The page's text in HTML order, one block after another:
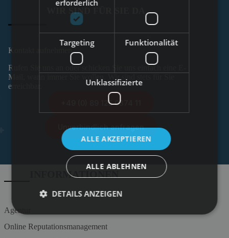
WIR SIND FÜR SIE DA
Kontakt aufnehmen
Rufen Sie uns an oder schicken Sie uns einfach eine E-
Mail, wann immer Sie wollen. Wir sind stets für Sie
erreichbar.
+49 (0) 89 125 0374 11
Unverbindlich anfragen
INFORMATIONEN
Agentur
Online Reputationsmanagement
erforderlich
Targeting Funktionalität
Unklassifizierte
ALLE AKZEPTIEREN
ALLE ABLEHNEN
DETAILS ANZEIGEN